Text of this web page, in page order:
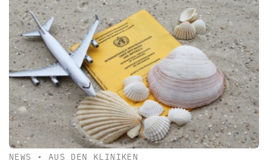
NEWS • AUS DEN KLINIKEN